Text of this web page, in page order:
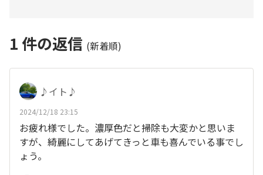
1 件の返信 (新着順)
♪イト♪
2024/12/18 23:15
お疲れ様でした。濃厚色だと掃除も大変かと思いま
すが、綺麗にしてあげてきっと車も喜んでいる事でし
ょう。